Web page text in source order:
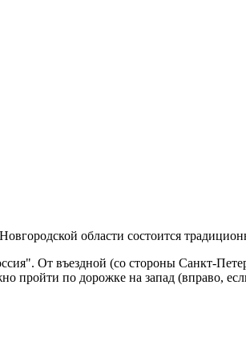
области состоится
От въездной (со стороны Санкт-
по дорожке на запад (вправо,